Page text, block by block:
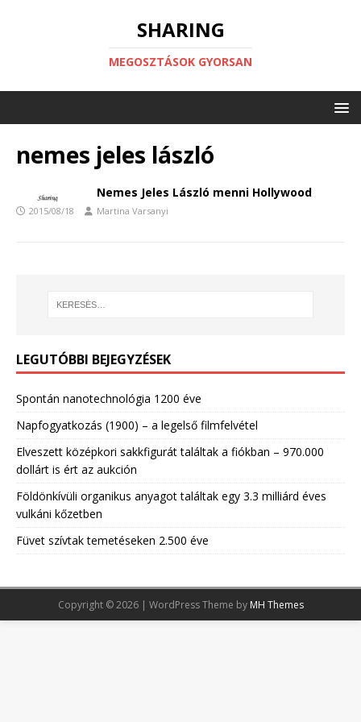
SHARING
MEGOSZTÁSOK GYORSAN
nemes jeles lászló
Nemes Jeles László menni Hollywood
2015/08/18 Martina Varsanyi
LEGUTÓBBI BEJEGYZÉSEK
Spontán nanotechnológia 1200 éve
Napfogyatkozás (1900) – a legelső filmfelvétel
Elveszett középkori sakkfigurát találtak a fiókban – 970.000
dollárt is ért az aukción
Földönkívüli organikus anyagot találtak egy 3.3 milliárd éves
vulkáni kőzetben
Füvet szívtak temetéseken 2.500 éve
Copyright © 2026 | WordPress Theme by MH Themes